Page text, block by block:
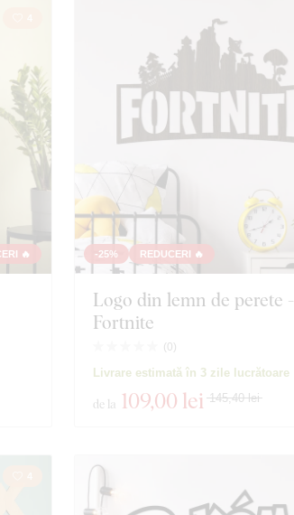
🔥 -25% REDUCERI 🔥
Logo din lemn de perete -
Fortnite
( 0)
Livrare estimată în 3 zile lucrătoare
de la 109,00 lei 145,40 lei